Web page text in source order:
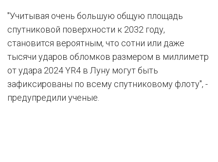
"Учитывая очень большую общую площадь
спутниковой поверхности к 2032 году,
становится вероятным, что сотни или даже
тысячи ударов обломков размером в миллиметр
от удара 2024 YR4 в Луну могут быть
зафиксированы по всему спутниковому флоту", -
предупредили ученые.